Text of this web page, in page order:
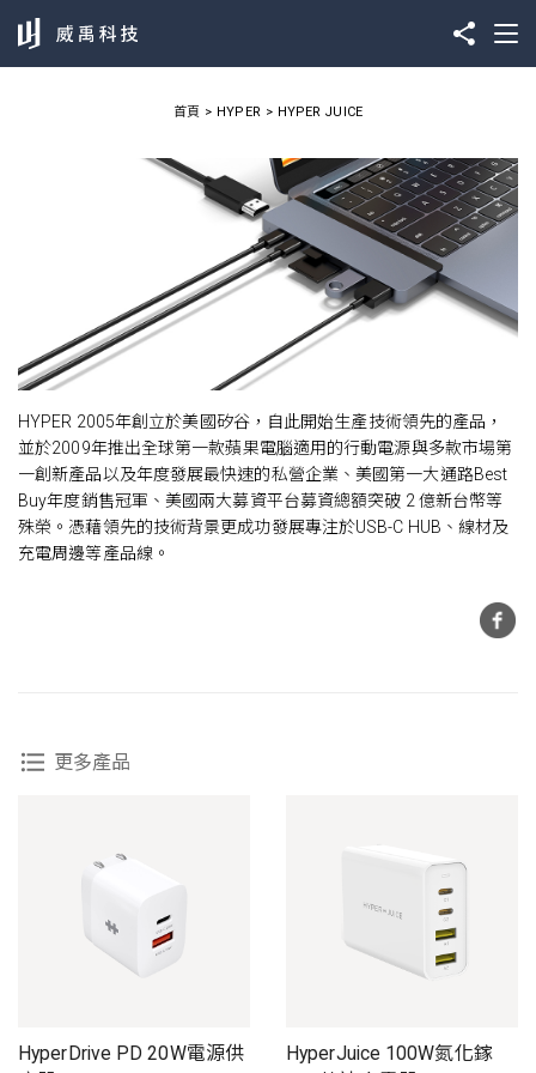
首頁 HYPER HYPER JUICE
HYPER 2005年創立於美國矽谷，自此開始生產技術領先的產品，
並於2009年推出全球第一款蘋果電腦適用的行動電源與多款市場第
一創新產品以及年度發展最快速的私營企業、美國第一大通路Best
Buy年度銷售冠軍、美國兩大募資平台募資總額突破 2 億新台幣等
殊榮。憑藉領先的技術背景更成功發展專注於USB-C HUB、線材及
充電周邊等產品線。
更多產品
HyperDrive PD 20W電源供
HyperJuice 100W氮化鎵